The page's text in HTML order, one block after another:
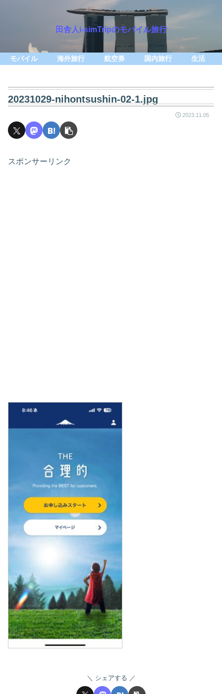
田舎人i-simTripのモバイル旅行
モバイル 海外旅行 航空券 国内旅行 生活
20231029-nihontsushin-02-1.jpg
2023.11.05
スポンサーリンク
シェアする